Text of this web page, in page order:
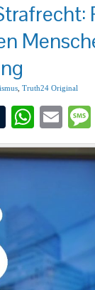
Truth24 Original
Tumblr